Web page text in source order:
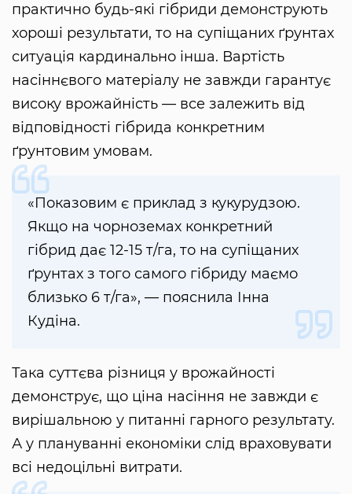
практично будь-які гібриди демонструють
хороші результати, то на супіщаних ґрунтах
ситуація кардинально інша. Вартість
насіннєвого матеріалу не завжди гарантує
високу врожайність — все залежить від
відповідності гібрида конкретним
ґрунтовим умовам.
«Показовим є приклад з кукурудзою.
Якщо на чорноземах конкретний
гібрид дає 12-15 т/га, то на супіщаних
ґрунтах з того самого гібриду маємо
близько 6 т/га», — пояснила Інна
Кудіна.
Така суттєва різниця у врожайності
демонструє, що ціна насіння не завжди є
вирішальною у питанні гарного результату.
А у плануванні економіки слід враховувати
всі недоцільні витрати.